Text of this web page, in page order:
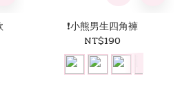
❗️小熊男生四角褲
NT$190